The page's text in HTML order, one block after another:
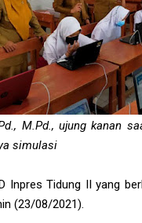
M.Pd., ujung kanan
simulasi
Inpres Tidung II yang
(23/08/2021).